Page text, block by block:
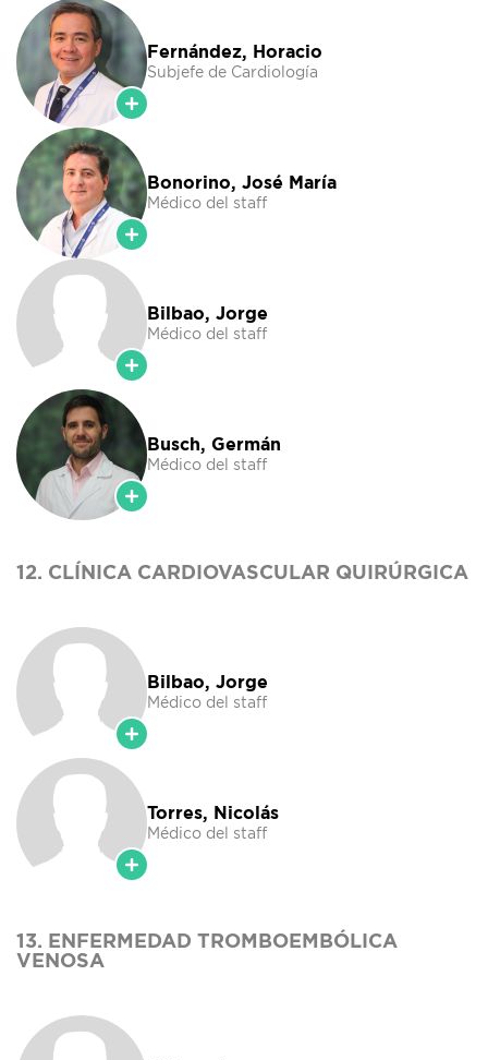
Fernández, Horacio
Subjefe de Cardiología
Bonorino, José María
Médico del staff
Bilbao, Jorge
Médico del staff
Busch, Germán
Médico del staff
12. CLÍNICA CARDIOVASCULAR QUIRÚRGICA
Bilbao, Jorge
Médico del staff
Torres, Nicolás
Médico del staff
13. ENFERMEDAD TROMBOEMBÓLICA
VENOSA